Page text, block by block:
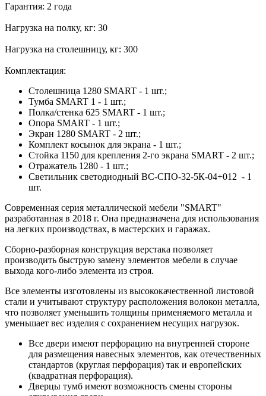
Гарантия: 2 года
Нагрузка на полку, кг: 30
Нагрузка на столешницу, кг: 300
Комплектация:
Столешница 1280 SMART - 1 шт.;
Тумба SMART 1 - 1 шт.;
Полка/стенка 625 SMART - 1 шт.;
Опора SMART - 1 шт.;
Экран 1280 SMART - 2 шт.;
Комплект косынок для экрана - 1 шт.;
Стойка 1150 для крепления 2-го экрана SMART - 2 шт.;
Отражатель 1280 - 1 шт.;
Светильник светодиодный ВС-СПО-32-5К-04+012 - 1
шт.
Современная серия металлической мебели "SMART"
разработанная в 2018 г. Она предназначена для использования
на легких производствах, в мастерских и гаражах.
Сборно-разборная конструкция верстака позволяет
производить быструю замену элементов мебели в случае
выхода кого-либо элемента из строя.
Все элементы изготовлены из высококачественной листовой
стали и учитывают структуру расположения волокон металла,
что позволяет уменьшить толщины применяемого металла и
уменьшает вес изделия с сохранением несущих нагрузок.
Все двери имеют перфорацию на внутренней стороне
для размещения навесных элементов, как отечественных
стандартов (круглая перфорация) так и европейских
(квадратная перфорация).
Дверцы тумб имеют возможность смены стороны